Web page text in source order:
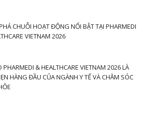
CHUỖI HOẠT ĐỘNG NỔI BẬT TẠI PHARMEDI
VIETNAM 2026
PHARMEDI & HEALTHCARE VIETNAM 2026 LÀ
HÀNG ĐẦU CỦA NGÀNH Y TẾ VÀ CHĂM SÓC